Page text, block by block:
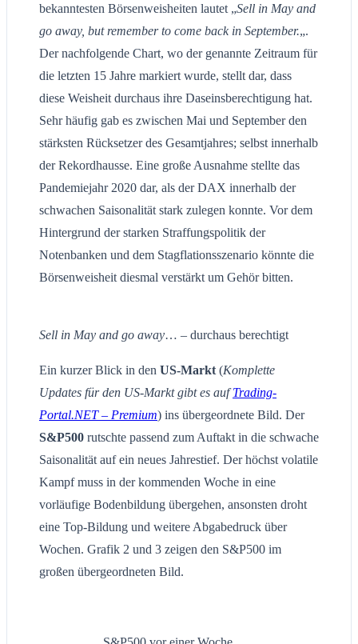
bekanntesten Börsenweisheiten lautet „Sell in May and
go away, but remember to come back in September.„.
Der nachfolgende Chart, wo der genannte Zeitraum für
die letzten 15 Jahre markiert wurde, stellt dar, dass
diese Weisheit durchaus ihre Daseinsberechtigung hat.
Sehr häufig gab es zwischen Mai und September den
stärksten Rücksetzer des Gesamtjahres; selbst innerhalb
der Rekordhausse. Eine große Ausnahme stellte das
Pandemiejahr 2020 dar, als der DAX innerhalb der
schwachen Saisonalität stark zulegen konnte. Vor dem
Hintergrund der starken Straffungspolitik der
Notenbanken und dem Stagflationsszenario könnte die
Börsenweisheit diesmal verstärkt um Gehör bitten.
Sell in May and go away… – durchaus berechtigt
Ein kurzer Blick in den US-Markt (Komplette
Updates für den US-Markt gibt es aufTrading-
Portal.NET – Premium) ins übergeordnete Bild. Der
S&P500 rutschte passend zum Auftakt in die schwache
Saisonalität auf ein neues Jahrestief. Der höchst volatile
Kampf muss in der kommenden Woche in eine
vorläufige Bodenbildung übergehen, ansonsten droht
eine Top-Bildung und weitere Abgabedruck über
Wochen. Grafik 2 und 3 zeigen den S&P500 im
großen übergeordneten Bild.